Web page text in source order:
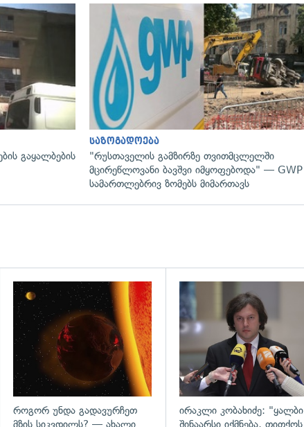
გადახედვა
გაყალბების
საზოგადოება
"რუსთაველის გამზირზე თვითმცლელში
მცირეწლოვანი ბავშვი იმყოფებოდა" — GWP
სამართლებრივ ზომებს მიმართავს
გადახედვა გადახედვა
როგორ უნდა გადავურჩეთ
მზის სიკვდილს? — ახალი
ირაკლი კობახიძე: "ყალბი
შინაარსი იქმნება, თითქოს